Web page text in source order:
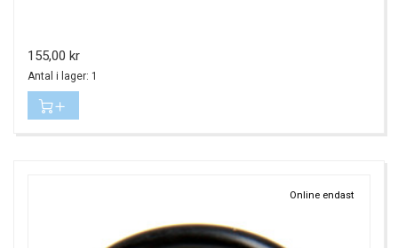
Pris
155,00 kr
Antal i lager: 1
Online endast